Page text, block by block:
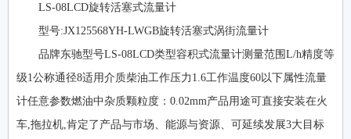
LS-08LCD旋转活塞式流量计
型号:JX125568YH-LWGB旋转活塞式涡街流量计
品牌东驰型号LS-08LCD类型容积式流量计测量范围L/h精度等
级1公称通径8适用介质柴油工作压力1.6工作温度60以下属性流量
计任意参数燃油中杂质颗粒度：0.02mm产品用途可直接安装在火
车,拖拉机,肯定了产品与市场、能源与资源、可延续发展3大目标